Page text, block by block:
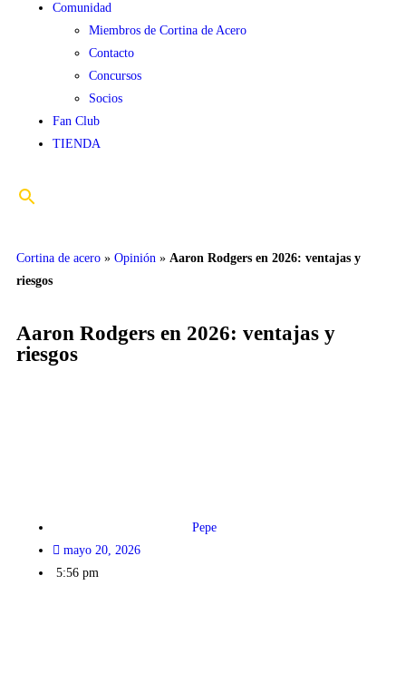
Comunidad
Miembros de Cortina de Acero
Contacto
Concursos
Socios
Fan Club
TIENDA
Cortina de acero » Opinión » Aaron Rodgers en 2026: ventajas y
riesgos
Aaron Rodgers en 2026: ventajas y
riesgos
Pepe
mayo 20, 2026
5:56 pm